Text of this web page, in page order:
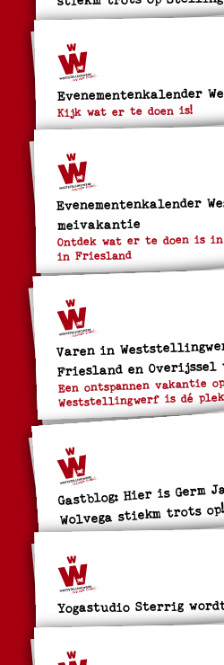
Evenementenkalender
Kijk wat er te doen is!
Evenementenkalender
meivakantie
Ontdek wat er te doen is
in Friesland
Varen in
Friesland en
Een ontspannen vakantie
Weststellingwerf is dé
Gastblog: Hier is Germ
Wolvega stiekm trots
Yogastudio Sterrig